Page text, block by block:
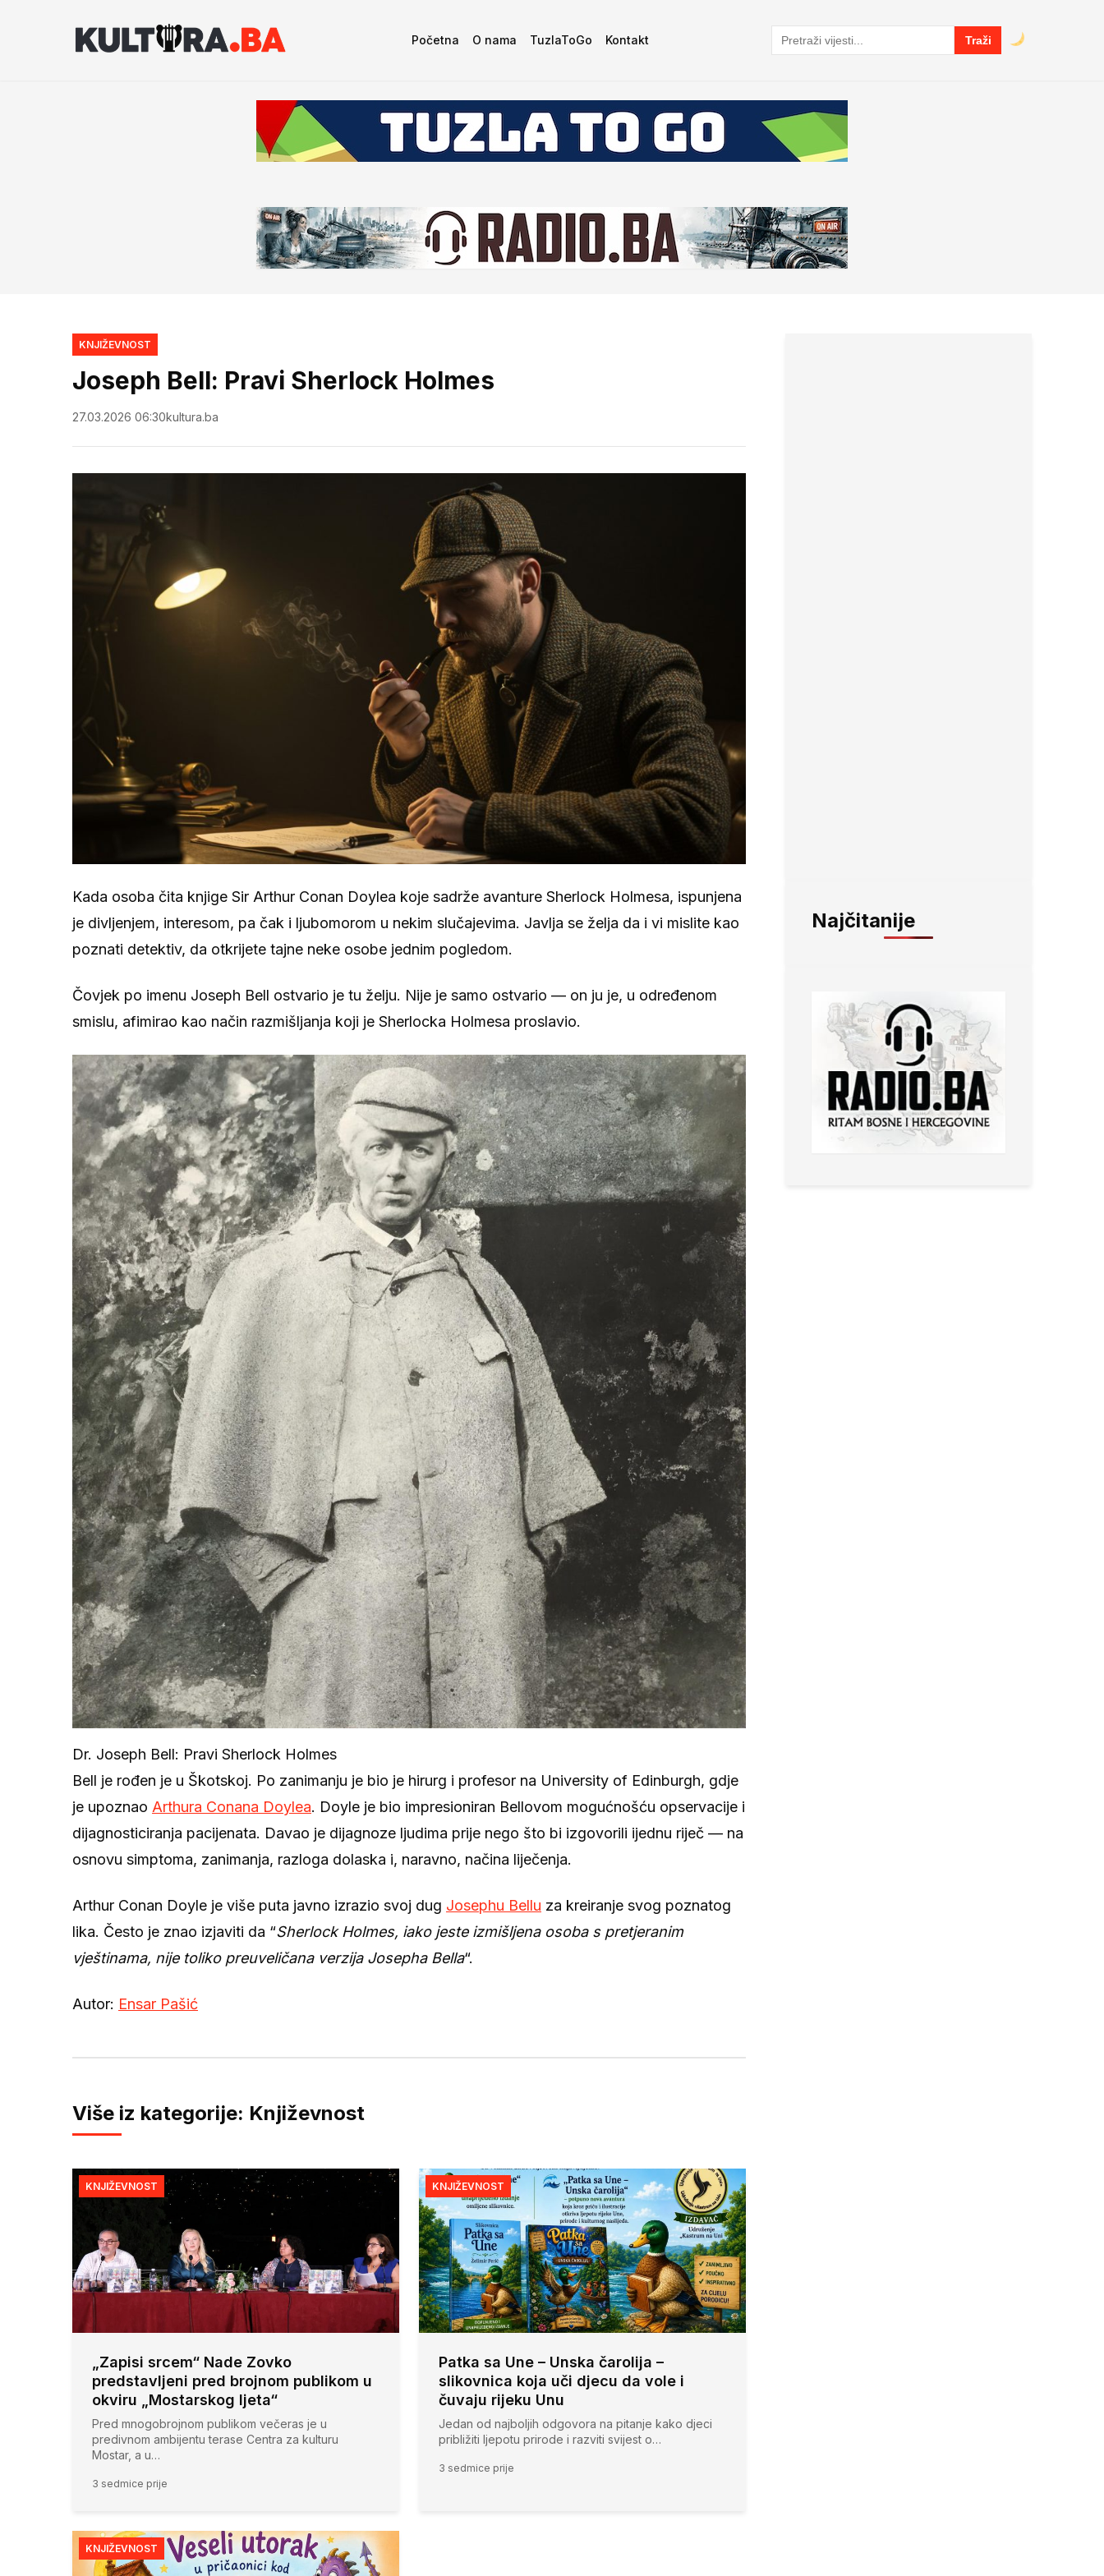
Početna O nama TuzlaToGo Kontakt
Pretraga
Traži
KNJIŽEVNOST
Joseph Bell: Pravi Sherlock Holmes
27.03.2026 06:30kultura.ba
Kada osoba čita knjige Sir Arthur Conan Doylea koje sadrže avanture Sherlock Holmesa, ispunjena
je divljenjem, interesom, pa čak i ljubomorom u nekim slučajevima. Javlja se želja da i vi mislite kao
poznati detektiv, da otkrijete tajne neke osobe jednim pogledom.
Čovjek po imenu Joseph Bell ostvario je tu želju. Nije je samo ostvario — on ju je, u određenom
smislu, afimirao kao način razmišljanja koji je Sherlocka Holmesa proslavio.
Dr. Joseph Bell: Pravi Sherlock Holmes
Bell je rođen je u Škotskoj. Po zanimanju je bio je hirurg i profesor na University of Edinburgh, gdje
je upoznao Arthura Conana Doylea. Doyle je bio impresioniran Bellovom mogućnošću opservacije i
dijagnosticiranja pacijenata. Davao je dijagnoze ljudima prije nego što bi izgovorili ijednu riječ — na
osnovu simptoma, zanimanja, razloga dolaska i, naravno, načina liječenja.
Arthur Conan Doyle je više puta javno izrazio svoj dug Josephu Bellu za kreiranje svog poznatog
lika. Često je znao izjaviti da “Sherlock Holmes, iako jeste izmišljena osoba s pretjeranim
vještinama, nije toliko preuveličana verzija Josepha Bella“.
Autor: Ensar Pašić
Više iz kategorije: Književnost
KNJIŽEVNOST
„Zapisi srcem“ Nade Zovko
predstavljeni pred brojnom publikom u
okviru „Mostarskog ljeta“
Pred mnogobrojnom publikom večeras je u
predivnom ambijentu terase Centra za kulturu
Mostar, a u…
3 sedmice prije
KNJIŽEVNOST
Patka sa Une – Unska čarolija –
slikovnica koja uči djecu da vole i
čuvaju rijeku Unu
Jedan od najboljih odgovora na pitanje kako djeci
približiti ljepotu prirode i razviti svijest o…
3 sedmice prije
KNJIŽEVNOST
Najčitanije